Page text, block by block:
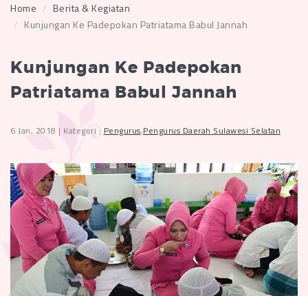
Home
Berita & Kegiatan
Kunjungan Ke Padepokan Patriatama Babul Jannah
Kunjungan Ke Padepokan
Patriatama Babul Jannah
6 Jan, 2018 | Kategori : Pengurus,Pengurus Daerah Sulawesi Selatan